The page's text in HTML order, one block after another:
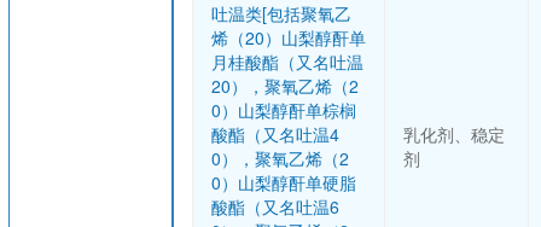
吐温类[包括聚氧乙
烯（20）山梨醇酐单
月桂酸酯（又名吐温
20），聚氧乙烯（2
0）山梨醇酐单棕榈
酸酯（又名吐温4
0），聚氧乙烯（2
0）山梨醇酐单硬脂
酸酯（又名吐温6
乳化剂、稳定
剂